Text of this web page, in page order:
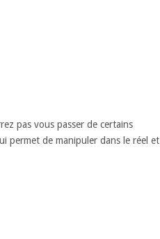
pas vous passer de certains
permet de manipuler dans le réel et